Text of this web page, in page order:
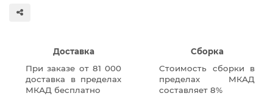
Доставка
При заказе от 81 000
доставка в пределах
МКАД бесплатно
Сборка
Стоимость сборки в
пределах МКАД
составляет 8%